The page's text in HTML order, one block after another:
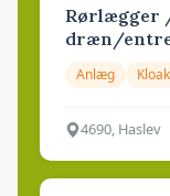
Rørlægger
dræn/
Anlæg Kloak
4690, Haslev